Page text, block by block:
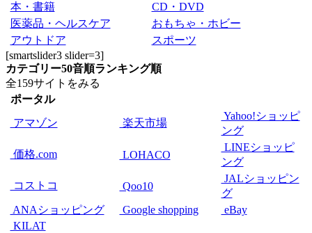
本・書籍
CD・DVD
医薬品・ヘルスケア
おもちゃ・ホビー
アウトドア
スポーツ
[smartslider3 slider=3]
カテゴリー50音順ランキング順
全159サイトをみる
ポータル
アマゾン
楽天市場
Yahoo!ショッピ
ング
価格.com
LOHACO
LINEショッピ
ング
コストコ
Qoo10
JALショッピン
グ
ANAショッピング
Google shopping
eBay
KILAT